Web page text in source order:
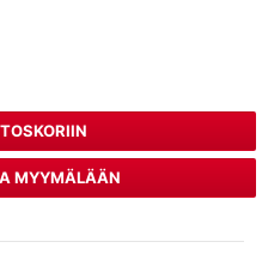
MYYMÄLÄÄN